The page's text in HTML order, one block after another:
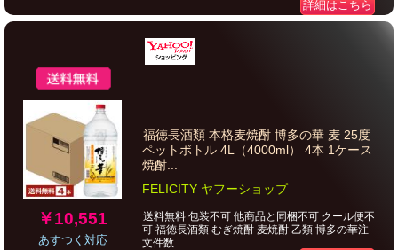
詳細はこちら
￥10,551
あすつく対応
福徳長酒類 本格麦焼酎 博多の華 麦 25度
ペットボトル 4L（4000ml） 4本 1ケース
焼酎...
FELICITY ヤフーショップ
送料無料 包装不可 他商品と同梱不可 クール便不
可 福徳長酒類 むぎ焼酎 麦焼酎 乙類 博多の華注
文件数...